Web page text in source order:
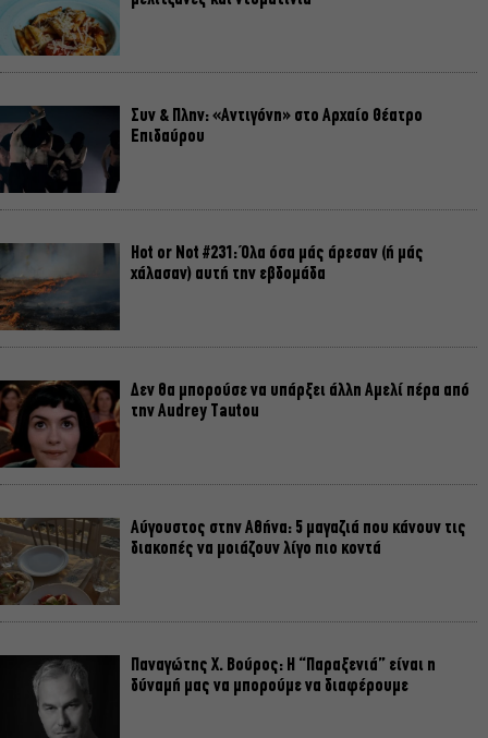
Συν & Πλην: «Αντιγόνη» στο Αρχαίο Θέατρο
Επιδαύρου
Hot or Not #231: Όλα όσα μάς άρεσαν (ή μάς
χάλασαν) αυτή την εβδομάδα
Δεν θα μπορούσε να υπάρξει άλλη Αμελί πέρα από
την Audrey Tautou
Αύγουστος στην Αθήνα: 5 μαγαζιά που κάνουν τις
διακοπές να μοιάζουν λίγο πιο κοντά
Παναγώτης Χ. Βούρος: Η “Παραξενιά” είναι η
δύναμή μας να μπορούμε να διαφέρουμε